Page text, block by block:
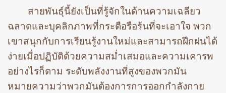
สายพันธุ์นี้ยังเป็นที่รู้จักในด้านความเฉลียว
ฉลาดและบุคลิกภาพที่กระตือรือร้นที่จะเอาใจ พวก
เขาสนุกกับการเรียนรู้งานใหม่และสามารถฝึกฝนได้
ง่ายเมื่อปฏิบัติด้วยความสม่ำเสมอและความเคารพ
อย่างไรก็ตาม ระดับพลังงานที่สูงของพวกมัน
หมายความว่าพวกมันต้องการการออกกำลังกาย